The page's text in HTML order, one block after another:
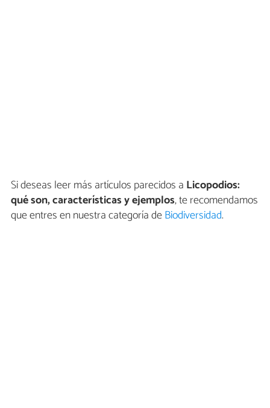
Si deseas leer más artículos parecidos a Licopodios:
qué son, características y ejemplos, te recomendamos
que entres en nuestra categoría deBiodiversidad.